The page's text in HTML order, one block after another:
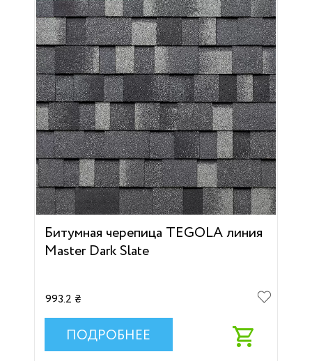
Битумная черепица TEGOLA линия
Master Dark Slate
993.2 ₴
ПОДРОБНЕЕ